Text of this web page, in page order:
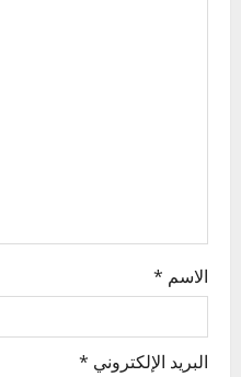
n
الاسم *
البريد الإلكتروني *